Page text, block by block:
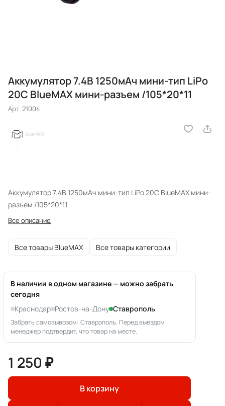
Аккумулятор 7.4В 1250мАч мини-тип LiPo
20С BlueMAX мини-разъем /105*20*11
Арт.21004
Аккумулятор 7.4В 1250мАч мини-тип LiPo 20С BlueMAX мини-
разъем /105*20*11
Все описание
Все товары BlueMAX Все товары категории
В наличии в одном магазине — можно забрать
сегодня
Краснодар Ростов-на-Дону Ставрополь
Забрать самовывозом: Ставрополь. Перед выездом
менеджер подтвердит, что товар на месте.
1 250 ₽
В корзину